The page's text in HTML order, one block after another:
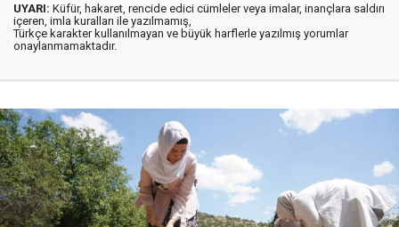
UYARI: Küfür, hakaret, rencide edici cümleler veya imalar, inançlara saldırı
içeren, imla kuralları ile yazılmamış,
Türkçe karakter kullanılmayan ve büyük harflerle yazılmış yorumlar
onaylanmamaktadır.